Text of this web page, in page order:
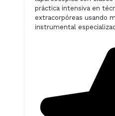
práctica intensiva en
extracorpóreas usando
instrumental